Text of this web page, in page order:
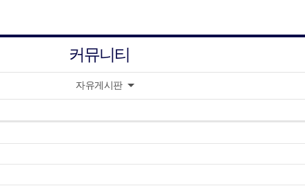
커뮤니티
자유게시판arrow_drop_down